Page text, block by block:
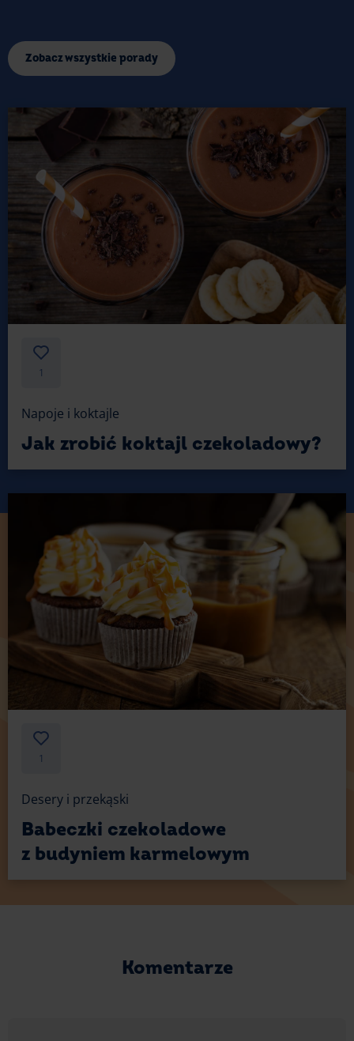
Zobacz wszystkie porady
1
Napoje i koktajle
Jak zrobić koktajl czekoladowy?
1
Desery i przekąski
Babeczki czekoladowe
z budyniem karmelowym
Komentarze